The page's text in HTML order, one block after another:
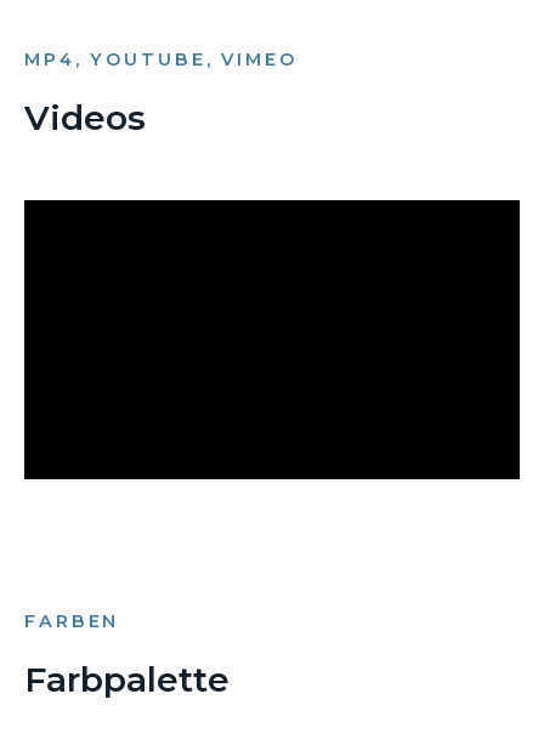
MP4, YOUTUBE, VIMEO
Videos
FARBEN
Farbpalette